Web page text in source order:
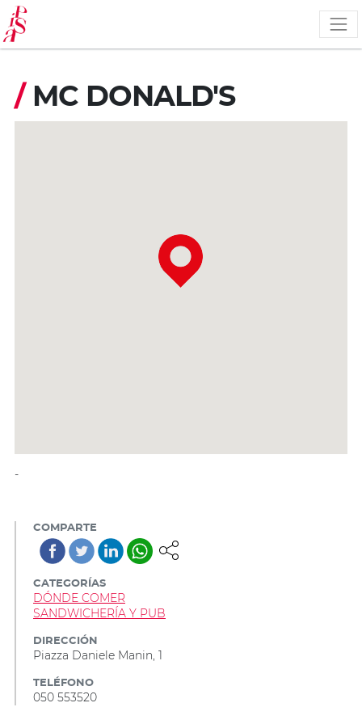
Pasar
al
contenido
principal
/ MC DONALD'S
-
COMPARTE
CATEGORÍAS
DÓNDE COMER
SANDWICHERÍA Y PUB
DIRECCIÓN
Piazza Daniele Manin, 1
TELÉFONO
050 553520